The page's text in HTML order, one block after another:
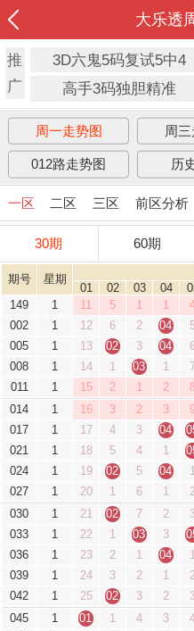
大乐透
推
广
3D六鬼5码复试5中4
高手3码独胆精准
周一走势图 周
012路走势图 历
一区 二区 三区 前区分析
30期 60期
期号 星期
01
02 03 04
149
1 11 5 1 1
002
1 12 6 2 04
005
1 13 02 3 04
008
1 14 1 03 1
011
1 15 2 1 2
014
1 16 3 2 3
017
1 17 4 3 04
021
1 18 5 4 1
024
1 19 02 5 04
027
1 20 1 6 1
030
1 21 02 7 2
033
1 22 1 03 3
036
1 23 2 1 04
039
1 24 3 2 1
042
1 25 02 3 2
045
1 01 1 4 3